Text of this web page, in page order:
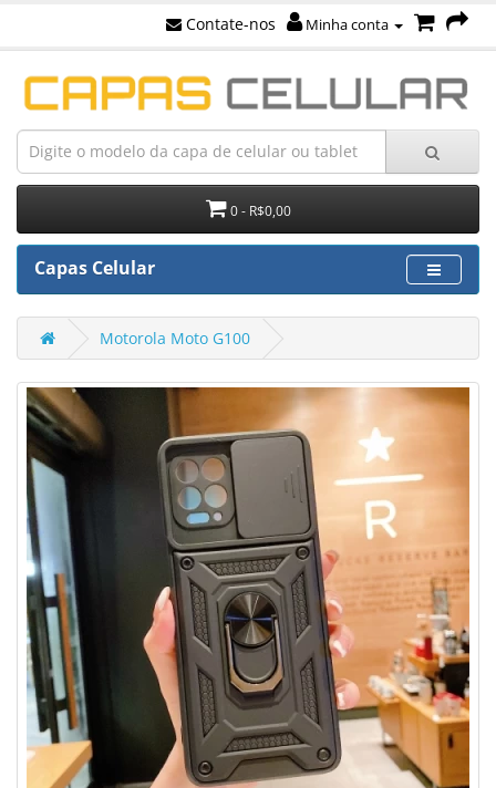
Contate-nos Minha conta
0 - R$0,00
Capas Celular
Motorola Moto G100